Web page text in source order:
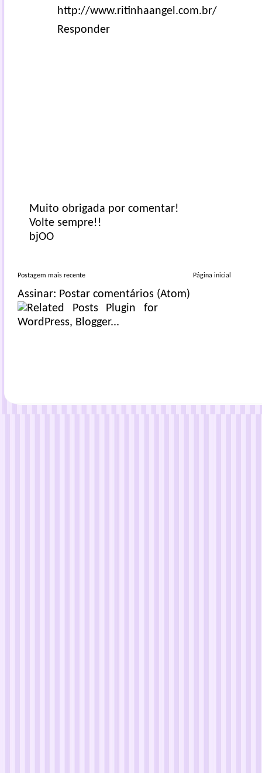
http://www.ritinhaangel.com.br/
Responder
Muito obrigada por comentar!
Volte sempre!!
bjOO
Postagem mais recente Página inicial
Assinar: Postar comentários (Atom)